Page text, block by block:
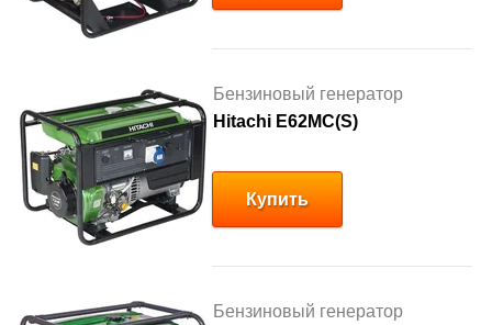
Бензиновый генератор
Hitachi E62MC(S)
Купить
Бензиновый генератор